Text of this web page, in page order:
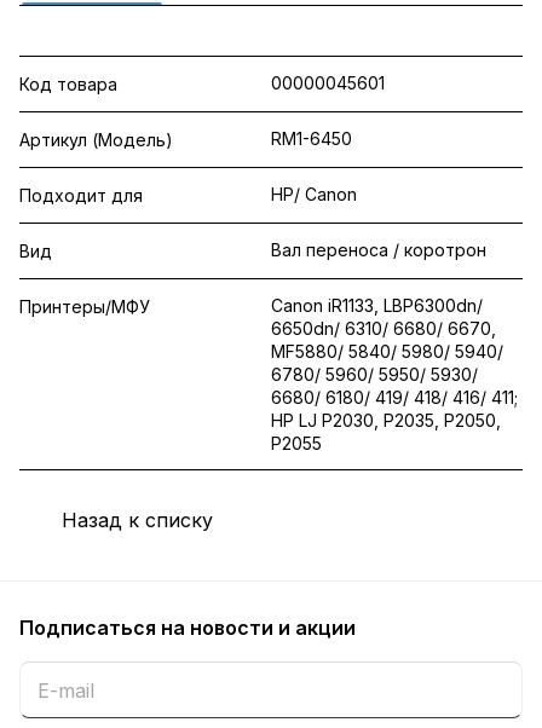
Код товара 00000045601
Артикул (Модель) RM1-6450
Подходит для HP/ Canon
Вид Вал переноса / коротрон
Принтеры/МФУ
Canon iR1133, LBP6300dn/
6650dn/ 6310/ 6680/ 6670,
MF5880/ 5840/ 5980/ 5940/
6780/ 5960/ 5950/ 5930/
6680/ 6180/ 419/ 418/ 416/ 411;
HP LJ P2030, P2035, P2050,
P2055
Назад к списку
Подписаться на новости и акции